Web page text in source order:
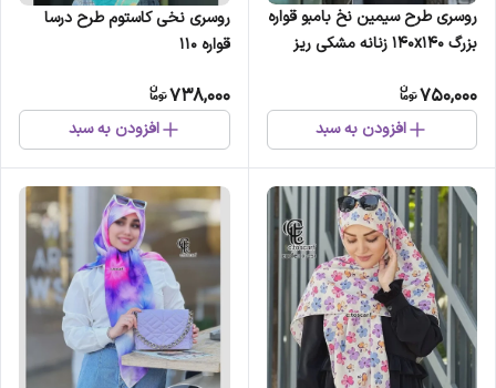
روسری طرح سیمین نخ بامبو قواره
بزرگ 140x140 زنانه مشکی ریز
750,000
افزودن به سبد
روسری نخی کاستوم طرح درسا
قواره 110
738,000
افزودن به سبد